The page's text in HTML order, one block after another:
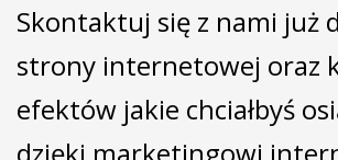
Skontaktuj się z nami już
strony internetowej oraz
efektów jakie chciałbyś